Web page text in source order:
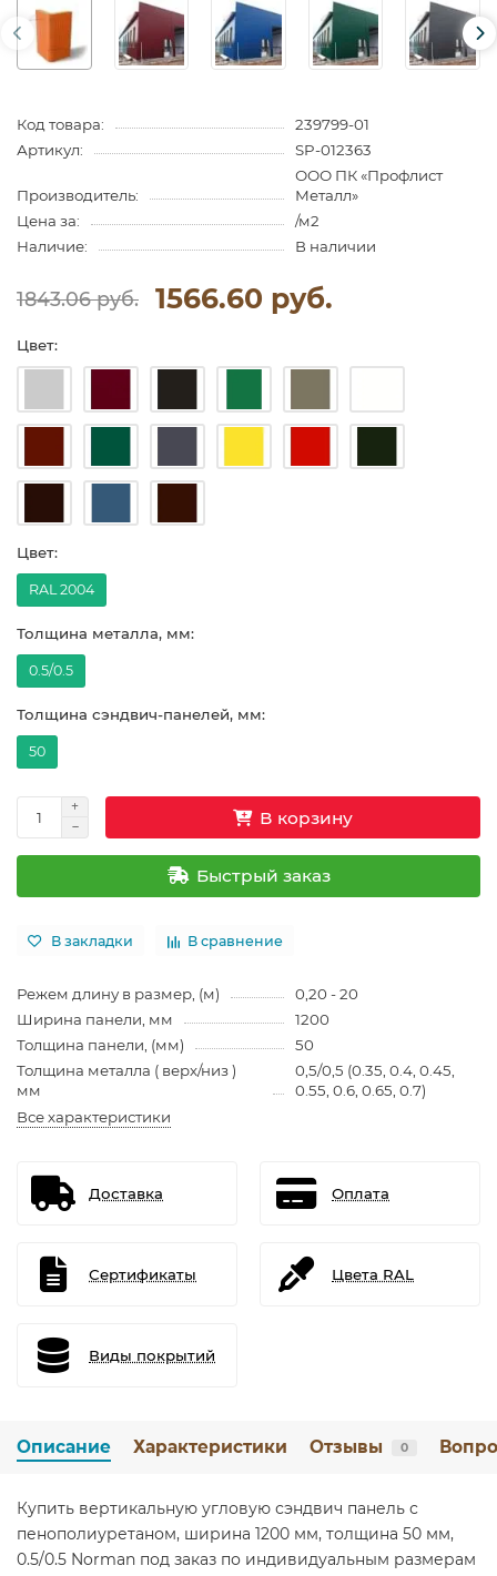
Код товара:
239799-01
Артикул:
SP-012363
Производитель:
ООО ПК «Профлист
Металл»
Цена за:
/м2
Наличие:
В наличии
1843.06 руб. 1566.60 руб.
Цвет:
Цвет:
RAL 2004
Толщина металла, мм:
0.5/0.5
Толщина сэндвич-панелей, мм:
50
В корзину
Быстрый заказ
В закладки В сравнение
Режем длину в размер, (м)
0,20 - 20
Ширина панели, мм
1200
Толщина панели, (мм)
50
Толщина металла ( верх/низ )
мм
0,5/0,5 (0.35, 0.4, 0.45,
0.55, 0.6, 0.65, 0.7)
Все характеристики
Доставка Оплата
Сертификаты Цвета RAL
Виды покрытий
Описание Характеристики Отзывы 0
Купить вертикальную угловую сэндвич панель с
пенополиуретаном, ширина 1200 мм, толщина 50 мм,
0.5/0.5 Norman под заказ по индивидуальным размерам